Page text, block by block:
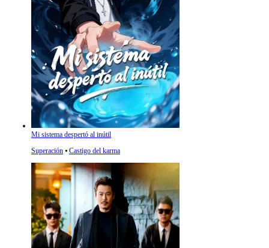
Mi sistema despertó al inútil
Superación ⦁ Castigo del karma